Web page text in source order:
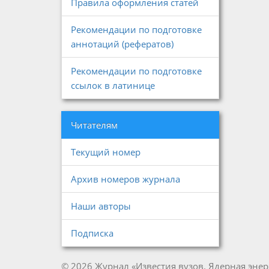
Правила оформления статей
Рекомендации по подготовке
аннотаций (рефератов)
Рекомендации по подготовке
ссылок в латинице
Читателям
Текущий номер
Архив номеров журнала
Наши авторы
Подписка
© 2026 Журнал «Известия вузов. Ядерная